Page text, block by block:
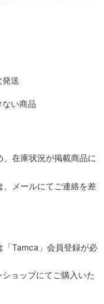
送
い商品
在庫状況が掲載商品に
、メールにてご連絡を差
「Tamca」会員登録が必
ショップにてご購⼊いた